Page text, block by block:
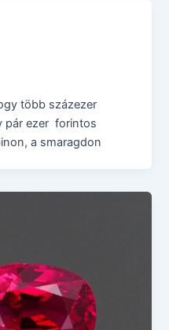
több százezer
pár ezer forintos
a smaragdon